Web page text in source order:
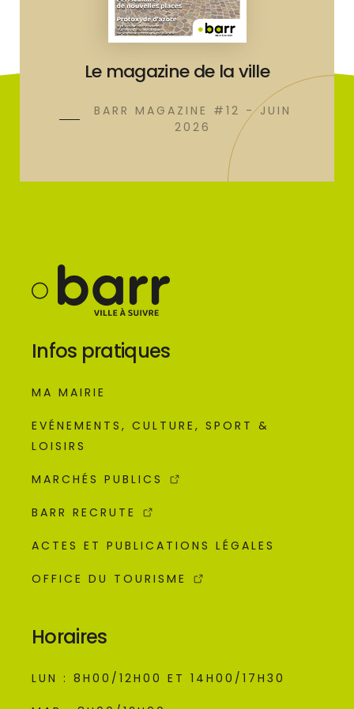
Le magazine de la ville
BARR MAGAZINE #12 - JUIN
2026
Infos pratiques
MA MAIRIE
EVÉNEMENTS, CULTURE, SPORT &
LOISIRS
MARCHÉS PUBLICS
BARR RECRUTE
ACTES ET PUBLICATIONS LÉGALES
OFFICE DU TOURISME
Horaires
LUN : 8H00/12H00 ET 14H00/17H30